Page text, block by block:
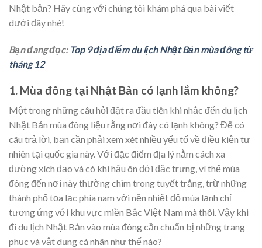
Nhật bản? Hãy cùng với chúng tôi khám phá qua bài viết
dưới đây nhé!
Bạn đang đọc: Top 9 địa điểm du lịch Nhật Bản mùa đông từ
tháng 12
1. Mùa đông tại Nhật Bản có lạnh lắm không?
Một trong những câu hỏi đặt ra đầu tiên khi nhắc đến du lịch
Nhật Bản mùa đông liệu rằng nơi đây có lạnh không? Để có
câu trả lời, bạn cần phải xem xét nhiều yếu tố về điều kiện tự
nhiên tại quốc gia này. Với đặc điểm địa lý nằm cách xa
đường xích đạo và có khí hậu ôn đới đặc trưng, vì thế mùa
đông đến nơi này thường chìm trong tuyết trắng, trừ những
thành phố tọa lạc phía nam với nền nhiệt độ mùa lạnh chỉ
tương ứng với khu vực miền Bắc Việt Nam mà thôi. Vậy khi
đi du lịch Nhật Bản vào mùa đông cần chuẩn bị những trang
phục và vật dụng cá nhân như thế nào?